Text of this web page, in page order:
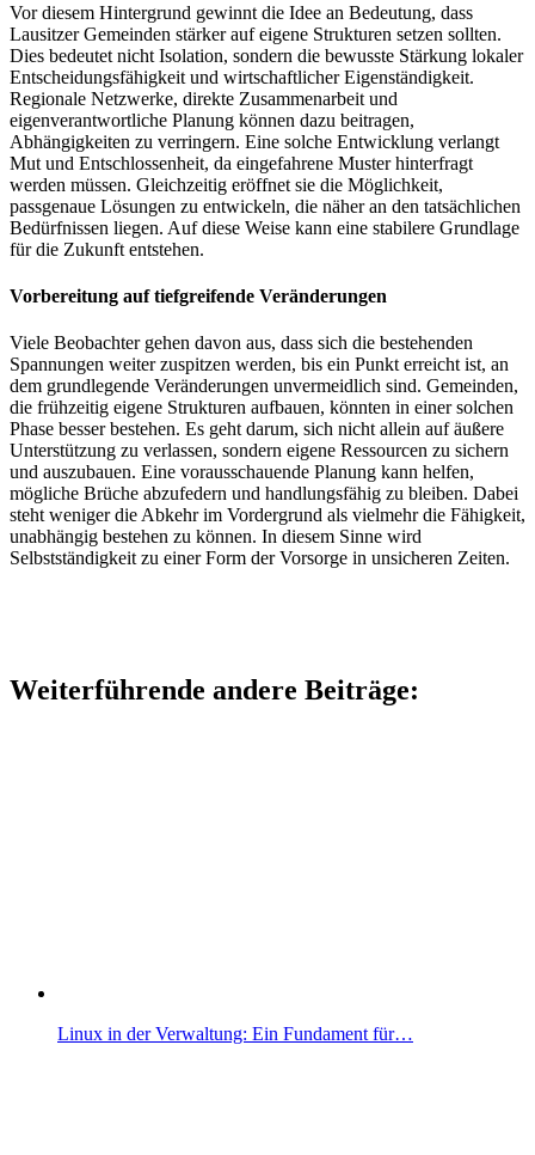
Vor diesem Hintergrund gewinnt die Idee an Bedeutung, dass
Lausitzer Gemeinden stärker auf eigene Strukturen setzen sollten.
Dies bedeutet nicht Isolation, sondern die bewusste Stärkung lokaler
Entscheidungsfähigkeit und wirtschaftlicher Eigenständigkeit.
Regionale Netzwerke, direkte Zusammenarbeit und
eigenverantwortliche Planung können dazu beitragen,
Abhängigkeiten zu verringern. Eine solche Entwicklung verlangt
Mut und Entschlossenheit, da eingefahrene Muster hinterfragt
werden müssen. Gleichzeitig eröffnet sie die Möglichkeit,
passgenaue Lösungen zu entwickeln, die näher an den tatsächlichen
Bedürfnissen liegen. Auf diese Weise kann eine stabilere Grundlage
für die Zukunft entstehen.
Vorbereitung auf tiefgreifende Veränderungen
Viele Beobachter gehen davon aus, dass sich die bestehenden
Spannungen weiter zuspitzen werden, bis ein Punkt erreicht ist, an
dem grundlegende Veränderungen unvermeidlich sind. Gemeinden,
die frühzeitig eigene Strukturen aufbauen, könnten in einer solchen
Phase besser bestehen. Es geht darum, sich nicht allein auf äußere
Unterstützung zu verlassen, sondern eigene Ressourcen zu sichern
und auszubauen. Eine vorausschauende Planung kann helfen,
mögliche Brüche abzufedern und handlungsfähig zu bleiben. Dabei
steht weniger die Abkehr im Vordergrund als vielmehr die Fähigkeit,
unabhängig bestehen zu können. In diesem Sinne wird
Selbstständigkeit zu einer Form der Vorsorge in unsicheren Zeiten.
Weiterführende andere Beiträge:
Linux in der Verwaltung: Ein Fundament für…